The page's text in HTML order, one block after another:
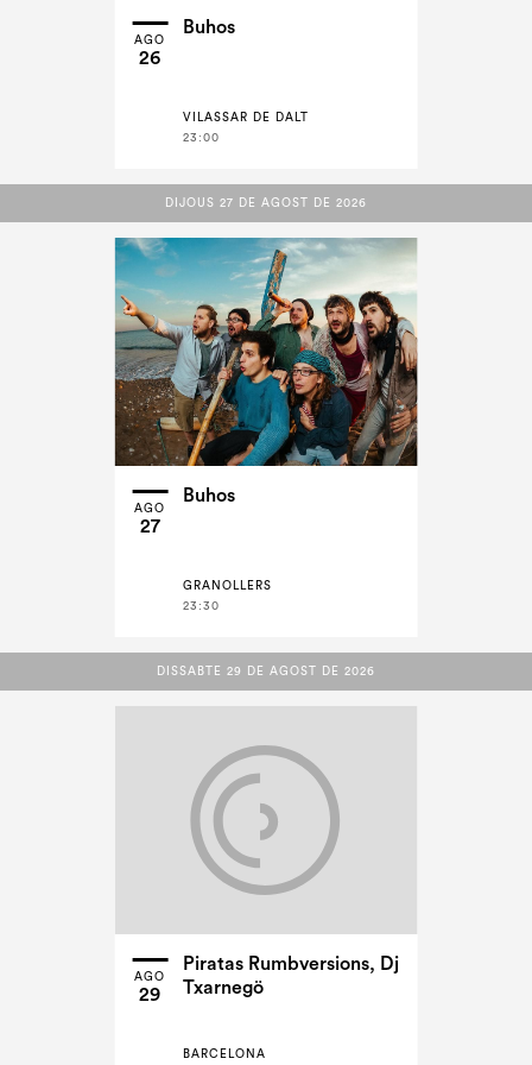
AGO
26
Buhos
VILASSAR DE DALT
23:00
DIJOUS 27 DE AGOST DE 2026
DIJOUS 27 DE AGOST DE 2026
AGO
27
Buhos
GRANOLLERS
23:30
DISSABTE 29 DE AGOST DE 2026
DISSABTE 29 DE AGOST DE 2026
AGO
29
Piratas Rumbversions, Dj
Txarnegö
BARCELONA